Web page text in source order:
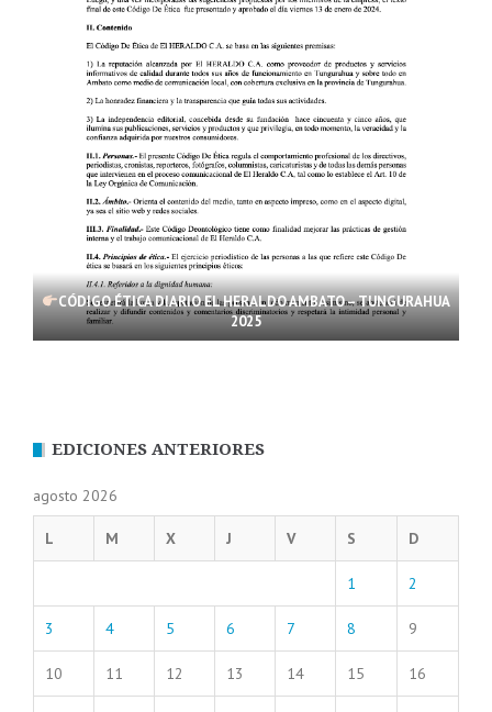
CÓDIGO ÉTICA DIARIO EL HERALDO AMBATO – TUNGURAHUA
2025
EDICIONES ANTERIORES
agosto 2026
L M X J V S D
1 2
3 4 5 6 7 8 9
10 11 12 13 14 15 16